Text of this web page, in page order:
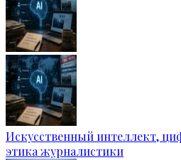
Искусственный интеллект,
этика журналистики